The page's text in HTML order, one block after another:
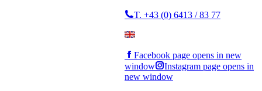
T. +43 (0) 6413 / 83 77
Facebook page opens in new
window
Instagram page opens in
new window